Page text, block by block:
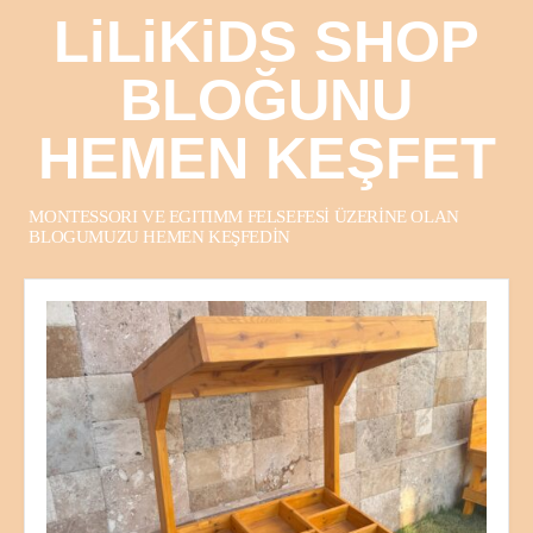
LiLiKiDS SHOP
BLOĞUNU
HEMEN KEŞFET
MONTESSORI VE EGITIMM FELSEFESİ ÜZERİNE OLAN
BLOGUMUZU HEMEN KEŞFEDİN